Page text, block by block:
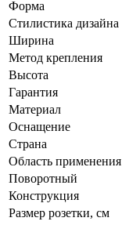
Форма
Стилистика дизайна
Ширина
Метод крепления
Высота
Гарантия
Материал
Оснащение
Страна
Область применения
Поворотный
Конструкция
Размер розетки, см